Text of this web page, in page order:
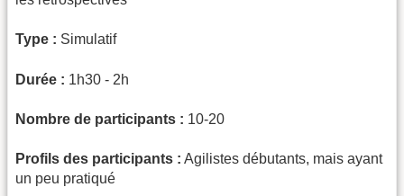
Type : Simulatif
Durée : 1h30 - 2h
Nombre de participants : 10-20
Profils des participants : Agilistes débutants, mais ayant
un peu pratiqué